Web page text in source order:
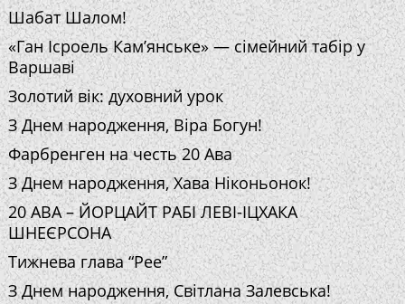
Шабат Шалом!
«Ган Ісроель Кам’янське» — сімейний табір у
Варшаві
Золотий вік: духовний урок
З Днем народження, Віра Богун!
Фарбренген на честь 20 Ава
З Днем народження, Хава Ніконьонок!
20 АВА – ЙОРЦАЙТ РАБІ ЛЕВІ-ІЦХАКА
ШНЕЄРСОНА
Тижнева глава “Рее”
З Днем народження, Світлана Залевська!